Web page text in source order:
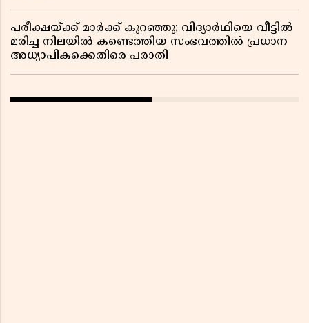
പരീക്ഷയ്ക്ക് മാർക്ക് കുറഞ്ഞു; വിദ്യാർഥിയെ വീട്ടിൽ
മരിച്ച നിലയിൽ കണ്ടെത്തിയ സംഭവത്തിൽ പ്രധാന
അധ്യാപികക്കെതിരെ പരാതി